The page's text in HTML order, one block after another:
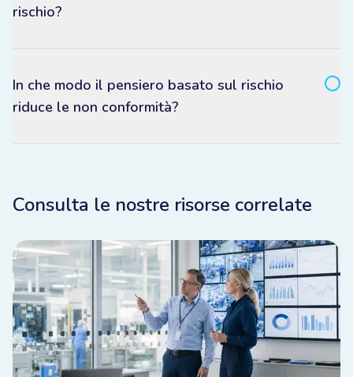
rischio?
In che modo il pensiero basato sul rischio
riduce le non conformità?
Consulta le nostre risorse correlate